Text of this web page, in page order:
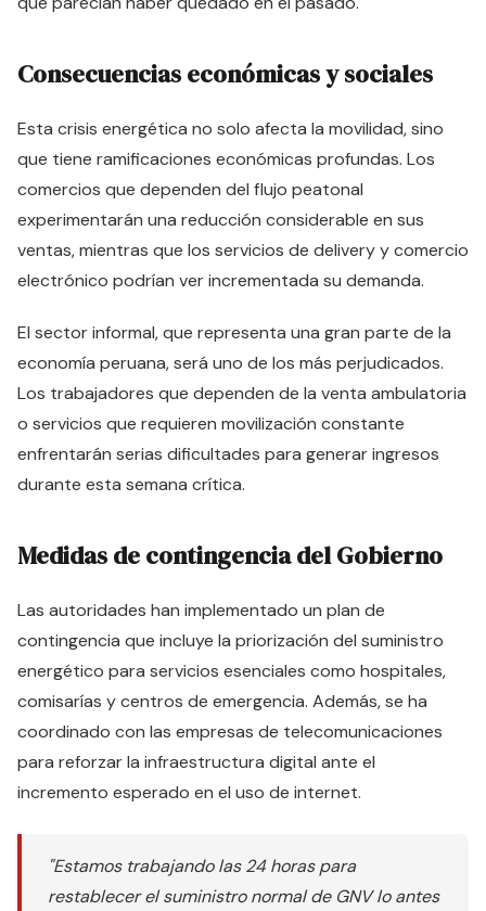
Consecuencias económicas y sociales
Esta crisis energética no solo afecta la movilidad, sino
que tiene ramificaciones económicas profundas. Los
comercios que dependen del flujo peatonal
experimentarán una reducción considerable en sus
ventas, mientras que los servicios de delivery y comercio
electrónico podrían ver incrementada su demanda.
El sector informal, que representa una gran parte de la
economía peruana, será uno de los más perjudicados.
Los trabajadores que dependen de la venta ambulatoria
o servicios que requieren movilización constante
enfrentarán serias dificultades para generar ingresos
durante esta semana crítica.
Medidas de contingencia del Gobierno
Las autoridades han implementado un plan de
contingencia que incluye la priorización del suministro
energético para servicios esenciales como hospitales,
comisarías y centros de emergencia. Además, se ha
coordinado con las empresas de telecomunicaciones
para reforzar la infraestructura digital ante el
incremento esperado en el uso de internet.
"Estamos trabajando las 24 horas para
restablecer el suministro normal de GNV lo antes